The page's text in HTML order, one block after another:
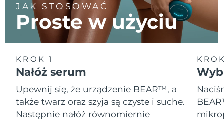
JAK STOSOWAĆ
Proste w użyciu
KROK 1
Nałóż serum
Upewnij się, że urządzenie BEAR™, a
także twarz oraz szyja są czyste i suche.
Następnie nałóż równomiernie